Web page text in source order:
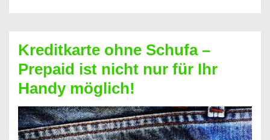
Neueröffnung
trotz
Schufaeintrag
möglich
Kreditkarte ohne Schufa –
Prepaid ist nicht nur für Ihr
Handy möglich!